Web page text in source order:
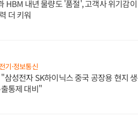
HBM 내년 물량도 '품절', 고객사 위기감
더 키워
기·정보통신
삼성전자 SK하이닉스 중국 공장용 현지
통제 대비"